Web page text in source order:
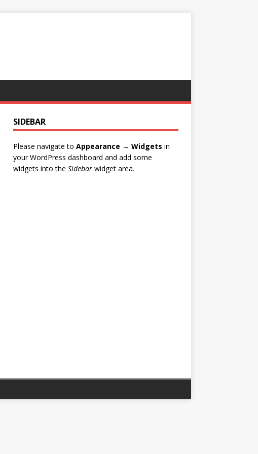
SIDEBAR
Please navigate to Appearance → Widgets in
your WordPress dashboard and add some
widgets into the Sidebarwidget area.